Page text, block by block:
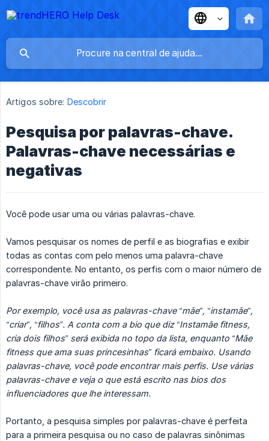
Artigos sobre: Descobrir
Pesquisa por palavras-chave.
Palavras-chave necessárias e
negativas
Você pode usar uma ou várias palavras-chave.
Vamos pesquisar os nomes de perfil e as biografias e exibir
todas as contas com pelo menos uma palavra-chave
correspondente. No entanto, os perfis com o maior número de
palavras-chave virão primeiro.
Por exemplo, você usa as palavras-chave “mãe”, “instamãe”,
“criar”, “filhos”. A conta com a bio que diz “Instamãe fitness,
cria dois filhos” será exibida no topo da lista, enquanto “Mãe
fitness que ama suas princesinhas” ficará embaixo. Usando
palavras-chave, você pode encontrar mais perfis. Use várias
palavras-chave e veja o que está escrito nas bios dos
influenciadores que lhe interessam.
Portanto, a pesquisa simples por palavras-chave é perfeita
para a primeira pesquisa ou no caso de palavras sinônimas